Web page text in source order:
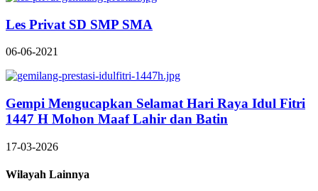
Les Privat SD SMP SMA
06-06-2021
Gempi Mengucapkan Selamat Hari Raya Idul Fitri
1447 H Mohon Maaf Lahir dan Batin
17-03-2026
Wilayah Lainnya